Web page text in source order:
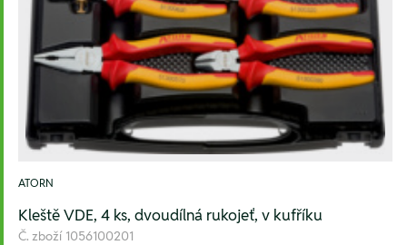
ATORN
Kleště VDE, 4 ks, dvoudílná rukojeť, v kufříku
Č. zboží 1056100201